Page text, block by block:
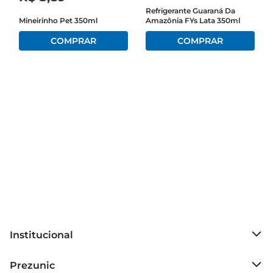
uma festa, essa bebida é sempre bem-vinda.
Versatilidade para diferentes ocasiões
Com sua embalagem prática, o Refrigerante
segredos mais bem guardados da indústria. O
sensação refrescante e borbulhante a cada gole.
Mineirinho Pet 350ml
Refrigerante Guaraná Da
Amazônia FYs Lata 350ml
Institucional
Prezunic